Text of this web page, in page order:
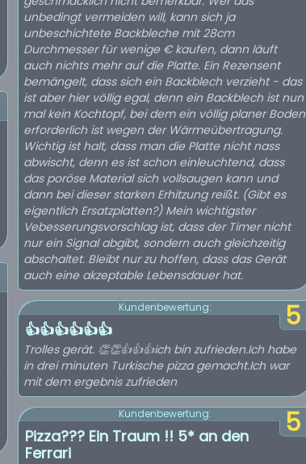
unbedingt vermeiden will, kann sich ja
unbeschichtete Backbleche mit 28cm
Durchmesser für wenige € kaufen, dann läuft
auch nichts mehr auf die Platte. Ein Rezensent
bemängelt, dass sich ein Backblech verzieht - das
ist aber hier völlig egal, denn ein Backblech ist nun
mal kein Kochtopf, bei dem ein völlig planer Boden
erforderlich ist wegen der Wärmeübertragung.
Wichtig ist halt, dass man die Platte nicht nass
abwischt, denn es ist schon einleuchtend, dass
das poröse Material sich vollsaugen kann und
dann bei dieser starken Erhitzung reißt. (Gibt es
eigentlich Ersatzplatten?) Mein wichtigster
Vebesserungsvorschlag ist, dass der Timer nicht
nur ein Signal abgibt, sondern auch gleichzeitig
abschaltet. Bleibt nur zu hoffen, dass das Gerät
auch eine akzeptable Lebensdauer hat.
5
Kundenbewertung:
👍👍👍👍👍👍
Trolles gerät. 👏👏👍👍👍ich bin zufrieden.Ich habe
in drei minuten Turkische pizza gemacht.Ich war
mit dem ergebnis zufrieden
5
Kundenbewertung:
Pizza??? Ein Traum !! 5* an den
Ferrari